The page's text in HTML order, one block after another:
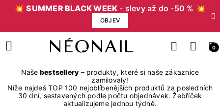
💥SUMMER BLACK WEEK - slevy až do -50 % 💥
OBJEV
0
Naše bestsellery – produkty, které si naše zákaznice
zamilovaly!
Níže najdeš TOP 100 nejoblíbenějších produktů za posledních
30 dní, sestavených podle počtu objednávek. Žebříček
aktualizujeme jednou týdně.